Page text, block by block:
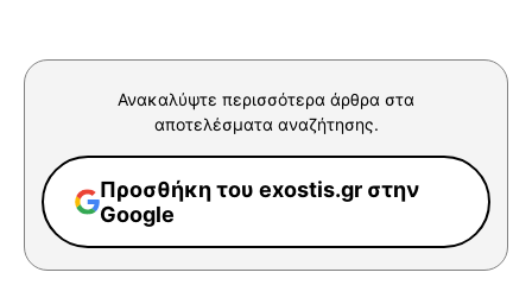
Ανακαλύψτε περισσότερα άρθρα στα
αποτελέσματα αναζήτησης.
Προσθήκη του exostis.gr στην
Google